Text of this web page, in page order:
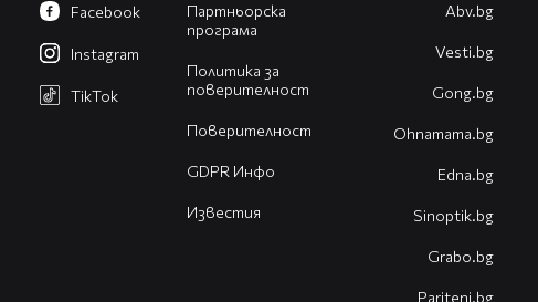
Партньорска
програма
Политика за
поверителност
Поверителност
GDPR Инфо
Известия
Facebook
Instagram
TikTok
Abv.bg
Vesti.bg
Gong.bg
Оhnamama.bg
Edna.bg
Sinoptik.bg
Grabo.bg
Pariteni.bg